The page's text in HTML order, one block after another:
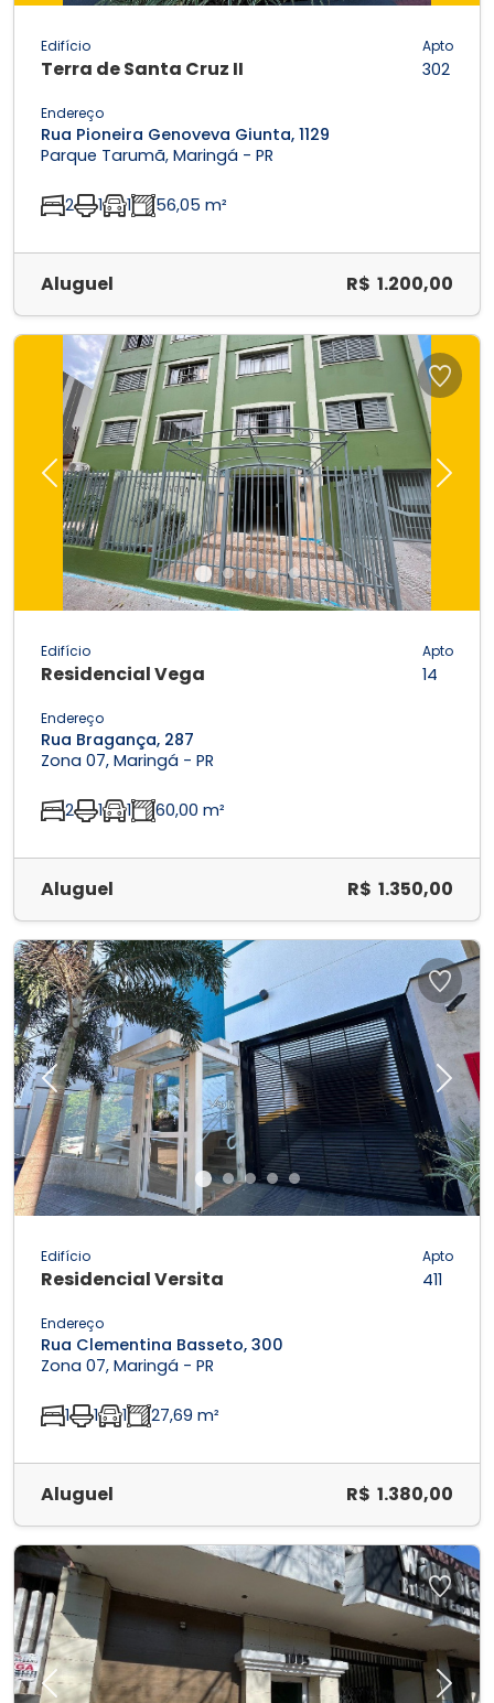
Edifício
Terra de Santa Cruz II
Apto
302
Endereço
Rua Pioneira Genoveva Giunta, 1129
Parque Tarumã, Maringá - PR
2 1 1 56,05 m²
Aluguel R$ 1.200,00
Previous Next
Edifício
Residencial Vega
Apto
14
Endereço
Rua Bragança, 287
Zona 07, Maringá - PR
2 1 1 60,00 m²
Aluguel R$ 1.350,00
Previous Next
Edifício
Residencial Versita
Apto
411
Endereço
Rua Clementina Basseto, 300
Zona 07, Maringá - PR
1 1 1 27,69 m²
Aluguel R$ 1.380,00
Previous Next